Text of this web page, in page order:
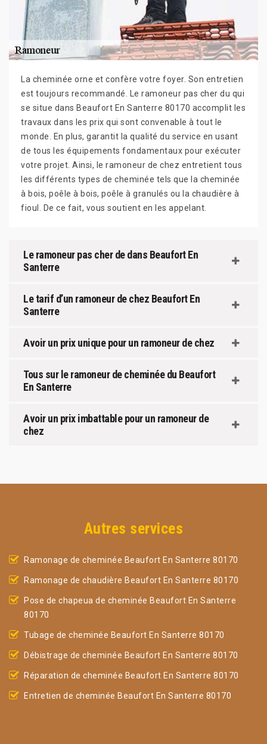
La cheminée orne et confère votre foyer. Son entretien
est toujours recommandé. Le ramoneur pas cher du qui
se situe dans Beaufort En Santerre 80170 accomplit les
travaux dans les prix qui sont convenable à tout le
monde. En plus, garantit la qualité du service en usant
de tous les équipements fondamentaux pour exécuter
votre projet. Ainsi, le ramoneur de chez entretient tous
les différents types de cheminée tels que la cheminée
à bois, poêle à bois, poêle à granulés ou la chaudière à
fioul. De ce fait, vous soutient en les appelant.
Le ramoneur pas cher de dans Beaufort En
Santerre
Le tarif d’un ramoneur de chez Beaufort En
Santerre
Avoir un prix unique pour un ramoneur de chez
Tous sur le ramoneur de cheminée du Beaufort
En Santerre
Avoir un prix imbattable pour un ramoneur de
chez
Autres services
Ramonage de cheminée Beaufort En Santerre 80170
Ramonage de chaudière Beaufort En Santerre 80170
Pose de chapeua de cheminée Beaufort En Santerre
80170
Tubage de cheminée Beaufort En Santerre 80170
Débistrage de cheminée Beaufort En Santerre 80170
Réparation de cheminée Beaufort En Santerre 80170
Entretien de cheminée Beaufort En Santerre 80170